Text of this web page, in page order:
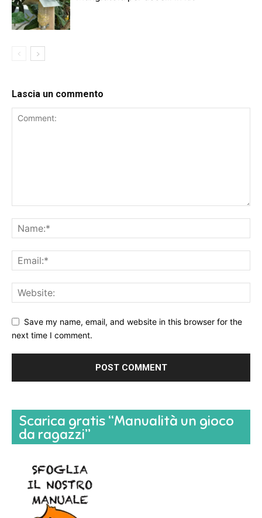
Lascia un commento
Save my name, email, and website in this browser for the
next time I comment.
Scarica gratis “Manualità un gioco
da ragazzi”